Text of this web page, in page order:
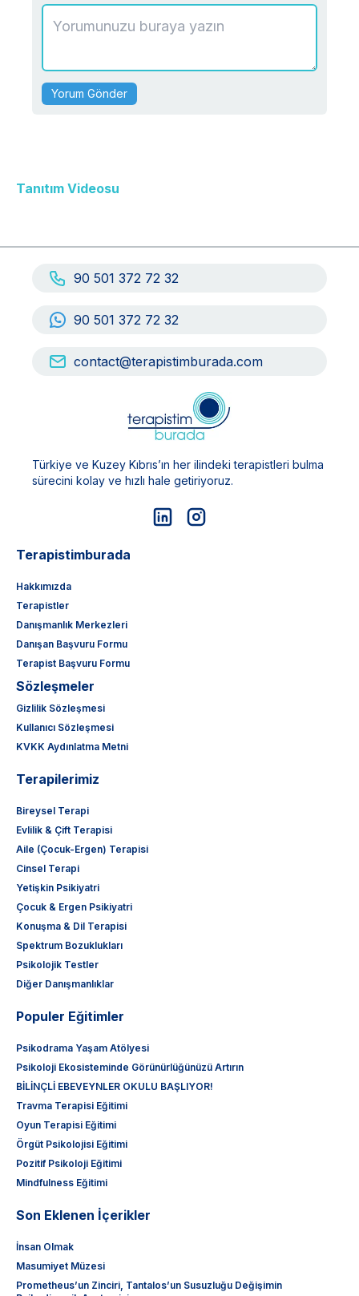
Yorum Gönder
Tanıtım Videosu
90 501 372 72 32
90 501 372 72 32
contact@terapistimburada.com
Türkiye ve Kuzey Kıbrıs’ın her ilindeki terapistleri bulma
sürecini kolay ve hızlı hale getiriyoruz.
Terapistimburada
Hakkımızda
Terapistler
Danışmanlık Merkezleri
Danışan Başvuru Formu
Terapist Başvuru Formu
Sözleşmeler
Gizlilik Sözleşmesi
Kullanıcı Sözleşmesi
KVKK Aydınlatma Metni
Terapilerimiz
Bireysel Terapi
Evlilik & Çift Terapisi
Aile (Çocuk-Ergen) Terapisi
Cinsel Terapi
Yetişkin Psikiyatri
Çocuk & Ergen Psikiyatri
Konuşma & Dil Terapisi
Spektrum Bozuklukları
Psikolojik Testler
Diğer Danışmanlıklar
Populer Eğitimler
Psikodrama Yaşam Atölyesi
Psikoloji Ekosisteminde Görünürlüğünüzü Artırın
BİLİNÇLİ EBEVEYNLER OKULU BAŞLIYOR!
Travma Terapisi Eğitimi
Oyun Terapisi Eğitimi
Örgüt Psikolojisi Eğitimi
Pozitif Psikoloji Eğitimi
Mindfulness Eğitimi
Son Eklenen İçerikler
İnsan Olmak
Masumiyet Müzesi
Prometheus’un Zinciri, Tantalos’un Susuzluğu Değişimin